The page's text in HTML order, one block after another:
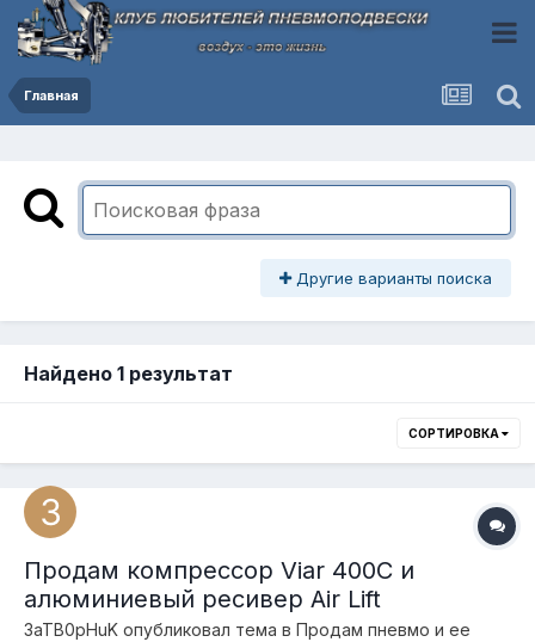
Главная
Другие варианты поиска
Найдено 1 результат
СОРТИРОВКА
Продам компрессор Viar 400C и
алюминиевый ресивер Air Lift
3aTB0pHuK опубликовал тема в Продам пневмо и ее